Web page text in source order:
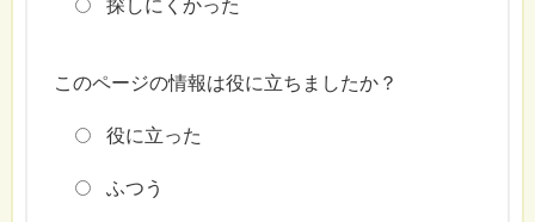
探しにくかった
このページの情報は役に立ちましたか？
役に立った
ふつう